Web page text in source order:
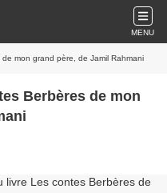
MENU
mon grand père, de Jamil Rahmani
Berbères de mon